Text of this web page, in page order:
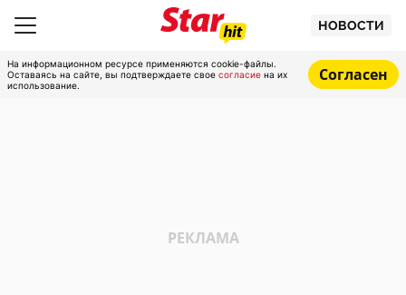
НОВОСТИ
На информационном ресурсе применяются cookie-файлы.
Оставаясь на сайте, вы подтверждаете свое согласие на их
использование.
Согласен